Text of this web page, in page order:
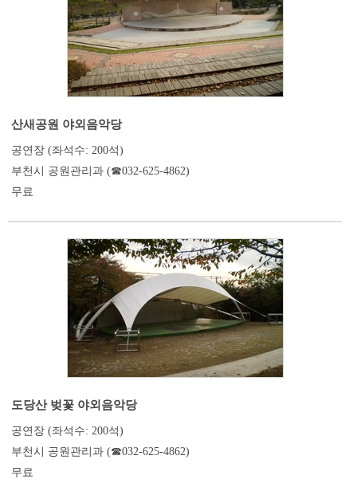
산새공원 야외음악당
공연장 (좌석수: 200석)
부천시 공원관리과 (☎032-625-4862)
무료
도당산 벚꽃 야외음악당
공연장 (좌석수: 200석)
부천시 공원관리과 (☎032-625-4862)
무료